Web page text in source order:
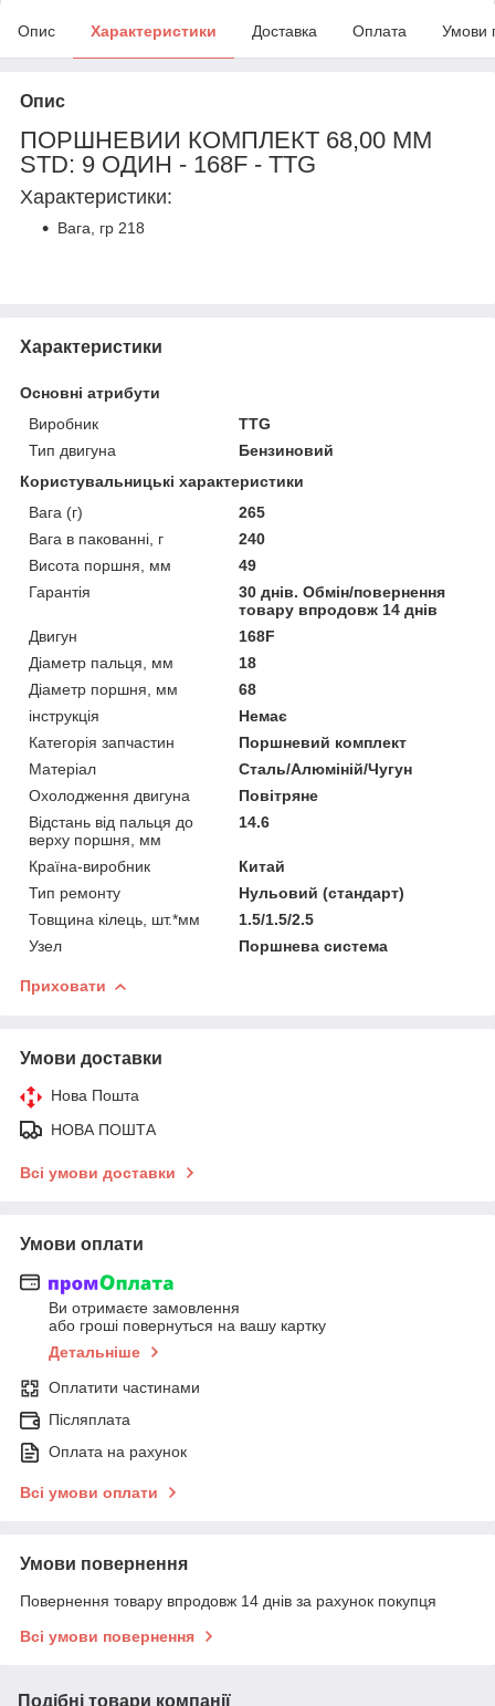
Опис Характеристики Доставка Оплата Умови
Опис
ПОРШНЕВИЙ КОМПЛЕКТ 68,00 ММ
STD: 9 ОДИН - 168F - TTG
Характеристики:
Вага, гр 218
Характеристики
Основні атрибути
Виробник
TTG
Тип двигуна
Бензиновий
Користувальницькі характеристики
Вага (г)
265
Вага в пакованні, г
240
Висота поршня, мм
49
Гарантія
30 днів. Обмін/повернення
товару впродовж 14 днів
Двигун
168F
Діаметр пальця, мм
18
Діаметр поршня, мм
68
інструкція
Немає
Категорія запчастин
Поршневий комплект
Матеріал
Сталь/Алюміній/Чугун
Охолодження двигуна
Повітряне
Відстань від пальця до
верху поршня, мм
14.6
Країна-виробник
Китай
Тип ремонту
Нульовий (стандарт)
Товщина кілець, шт.*мм
1.5/1.5/2.5
Узел
Поршнева система
Приховати
Умови доставки
Нова Пошта
НОВА ПОШТА
Всі умови доставки
Умови оплати
Ви отримаєте замовлення
або гроші повернуться на вашу картку
Детальніше
Оплатити частинами
Післяплата
Оплата на рахунок
Всі умови оплати
Умови повернення
Повернення товару впродовж 14 днів за рахунок покупця
Всі умови повернення
Подібні товари компанії